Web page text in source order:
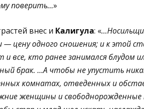
поверить…»
внес и Калигула: «
цену одного сношения; и к этой
все, кто ранее занимался блудом
брак. …А чтобы не упустить
комнатах, отведенных и
женщины и